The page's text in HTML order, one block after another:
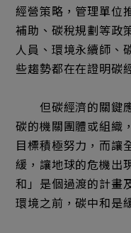
經營策略，管理單位
補助、碳稅規劃等政
人員、環境永續師、
些趨勢都在在證明碳
但碳經濟的關鍵應
碳的機關團體或組織
目標積極努力，而讓
緩，讓地球的危機出
和」是個過渡的計畫
環境之前，碳中和是